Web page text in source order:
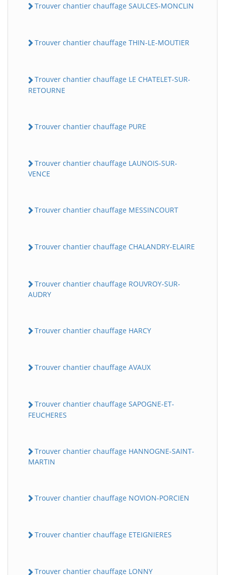
Trouver chantier chauffage SAULCES-MONCLIN
Trouver chantier chauffage THIN-LE-MOUTIER
Trouver chantier chauffage LE CHATELET-SUR-
RETOURNE
Trouver chantier chauffage PURE
Trouver chantier chauffage LAUNOIS-SUR-
VENCE
Trouver chantier chauffage MESSINCOURT
Trouver chantier chauffage CHALANDRY-ELAIRE
Trouver chantier chauffage ROUVROY-SUR-
AUDRY
Trouver chantier chauffage HARCY
Trouver chantier chauffage AVAUX
Trouver chantier chauffage SAPOGNE-ET-
FEUCHERES
Trouver chantier chauffage HANNOGNE-SAINT-
MARTIN
Trouver chantier chauffage NOVION-PORCIEN
Trouver chantier chauffage ETEIGNIERES
Trouver chantier chauffage LONNY
BatiWebPro